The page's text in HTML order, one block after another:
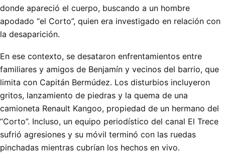
donde apareció el cuerpo, buscando a un hombre
apodado “el Corto”, quien era investigado en relación con
la desaparición.
En ese contexto, se desataron enfrentamientos entre
familiares y amigos de Benjamín y vecinos del barrio, que
limita con Capitán Bermúdez. Los disturbios incluyeron
gritos, lanzamiento de piedras y la quema de una
camioneta Renault Kangoo, propiedad de un hermano del
“Corto”. Incluso, un equipo periodístico del canal El Trece
sufrió agresiones y su móvil terminó con las ruedas
pinchadas mientras cubrían los hechos en vivo.